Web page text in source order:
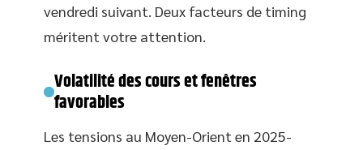
vendredi suivant. Deux facteurs de timing
méritent votre attention.
Volatilité des cours et fenêtres
favorables
Les tensions au Moyen-Orient en 2025-